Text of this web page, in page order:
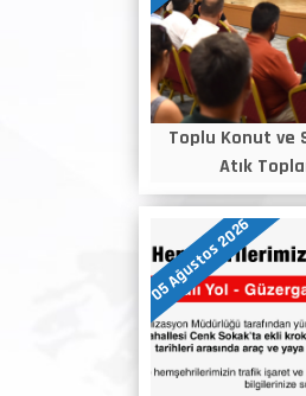
Toplu Konut ve
Atık
05 Ağustos 2026